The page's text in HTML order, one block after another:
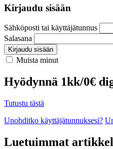
Kirjaudu sisään
Sähköposti tai käyttäjätunnus
Salasana
Kirjaudu sisään
Muista minut
Hyödynnä 1kk/0€
Tutustu tästä
Unohditko käyttäjätunnuksesi?
Luetuimmat